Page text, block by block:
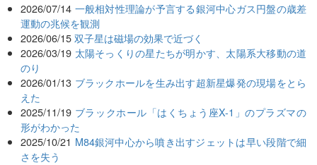
2026/07/14 一般相対性理論が予言する銀河中心ガス円盤の歳差
運動の兆候を観測
2026/06/15 双子星は磁場の効果で近づく
2026/03/19 太陽そっくりの星たちが明かす、太陽系大移動の道
のり
2026/01/13 ブラックホールを生み出す超新星爆発の現場をとら
えた
2025/11/19 ブラックホール「はくちょう座X-1」のプラズマの
形がわかった
2025/10/21 M84銀河中心から噴き出すジェットは早い段階で細
さを失う